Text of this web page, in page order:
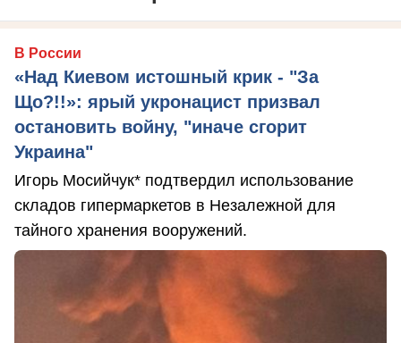
В России
«Над Киевом истошный крик - "За
Що?!!»: ярый укронацист призвал
остановить войну, "иначе сгорит
Украина"
Игорь Мосийчук* подтвердил использование
складов гипермаркетов в Незалежной для
тайного хранения вооружений.